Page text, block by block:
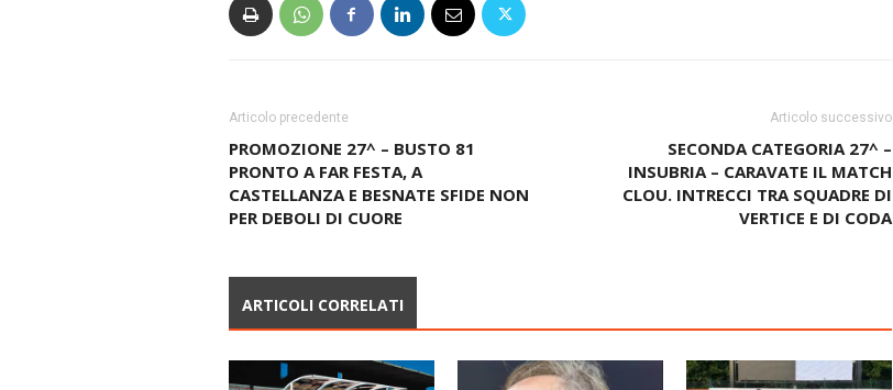
Articolo precedente
PROMOZIONE 27^ – BUSTO 81
PRONTO A FAR FESTA, A
CASTELLANZA E BESNATE SFIDE NON
PER DEBOLI DI CUORE
Articolo successivo
SECONDA CATEGORIA 27^ –
INSUBRIA – CARAVATE IL MATCH
CLOU. INTRECCI TRA SQUADRE DI
VERTICE E DI CODA
ARTICOLI CORRELATI